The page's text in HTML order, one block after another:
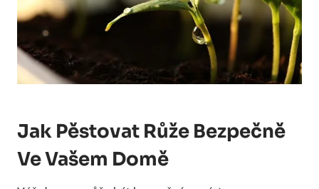
Jak Pěstovat Růže Bezpečně
Ve Vašem Domě